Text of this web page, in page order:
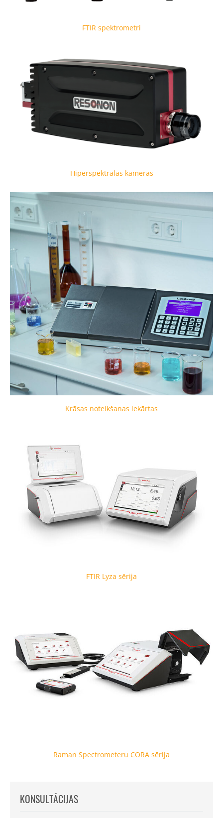
KONSULTĀCIJAS
FTIR spektrometri
Hiperspektrālās kameras
Krāsas noteikšanas iekārtas
FTIR Lyza sērija
Raman Spectrometeru CORA sērija